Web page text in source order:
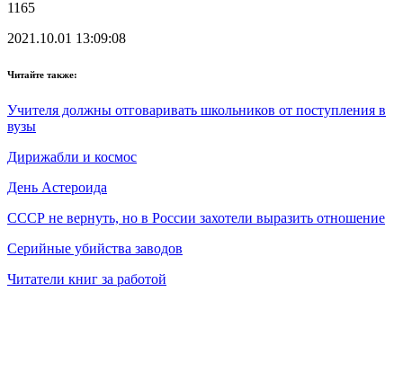
1165
2021.10.01 13:09:08
Читайте также:
Учителя должны отговаривать школьников от поступления в
вузы
Дирижабли и космос
День Астероида
СССР не вернуть, но в России захотели выразить отношение
Серийные убийства заводов
Читатели книг за работой